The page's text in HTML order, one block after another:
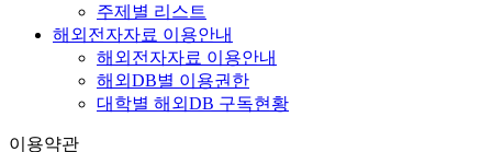
주제별 리스트
해외전자자료 이용안내
해외전자자료 이용안내
해외DB별 이용권한
대학별 해외DB 구독현황
이용약관